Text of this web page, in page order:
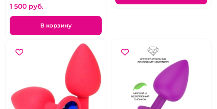
1 500 pуб.
В корзину